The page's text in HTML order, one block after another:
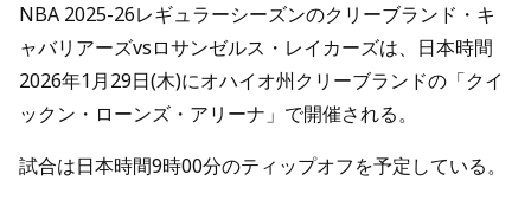
NBA 2025-26レギュラーシーズンのクリーブランド・キ
ャバリアーズvsロサンゼルス・レイカーズは、日本時間
2026年1月29日(木)にオハイオ州クリーブランドの「クイ
ックン・ローンズ・アリーナ」で開催される。
試合は日本時間9時00分のティップオフを予定している。